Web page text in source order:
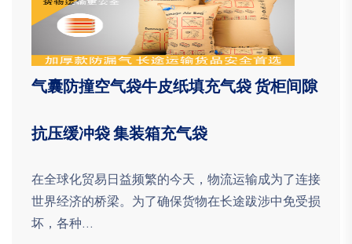
气囊防撞空气袋牛皮纸填充气袋 货柜间隙
抗压缓冲袋 集装箱充气袋
在全球化贸易日益频繁的今天，物流运输成为了连接
世界经济的桥梁。为了确保货物在长途跋涉中免受损
坏，各种...